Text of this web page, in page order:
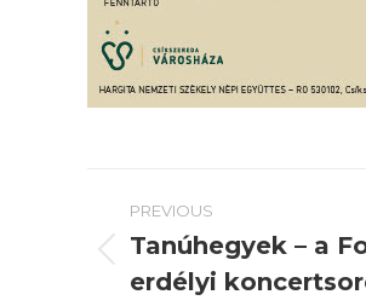
Post
navigation
PREVIOUS
post:
Tanúhegyek – a
erdélyi